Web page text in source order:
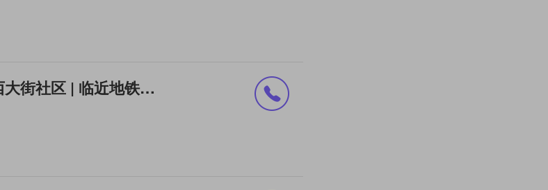
整租2居 | 西城,广安门内街道,宣西大街社区 | 临近地铁，交通便利，家电